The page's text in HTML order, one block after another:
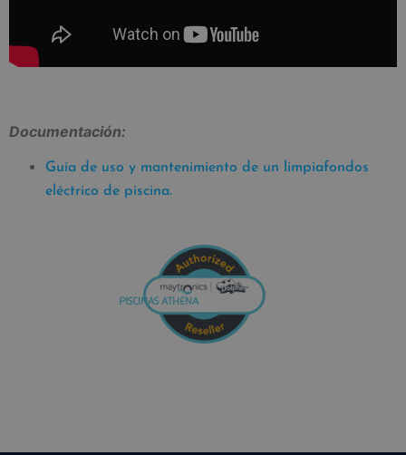
Documentación:
Guía de uso y mantenimiento de un limpiafondos
eléctrico de piscina.